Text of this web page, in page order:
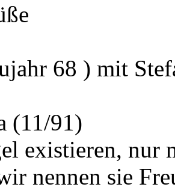
68 ) mit
(11/91)
existieren, nur
nennen sie